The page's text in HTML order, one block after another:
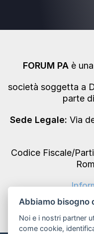
FORUM PAè una
società soggetta a
parte
Sede Legale: Via
Codice Fiscale/
Abbiamo bisogno
Noi e i nostri partner
come cookie,